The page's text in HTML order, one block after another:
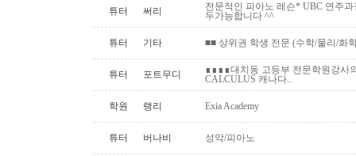
튜터 써리
전문적인 피아노 레슨* UBC 연주
두가능합니다 ^^
튜터 기타 ■■ 상위권 학생 전문 (수학/물리/화
튜터 포트무디
∎∎∎∎대치동 고등부 전문학원강사
CALCULUS 캐나다..
학원 랭리 Exia Academy
튜터 버나비 성악/피아노